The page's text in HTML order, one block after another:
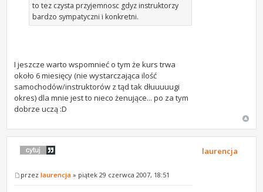
to tez czysta przyjemnosc gdyz instruktorzy
bardzo sympatyczni i konkretni.
I jeszcze warto wspomnieć o tym że kurs trwa
około 6 miesięcy (nie wystarczająca ilość
samochodów/instruktorów z tąd tak dłuuuuugi
okres) dla mnie jest to nieco żenujące... po za tym
dobrze uczą :D
przezlaurencja » piątek 29 czerwca 2007, 18:51
laurencja